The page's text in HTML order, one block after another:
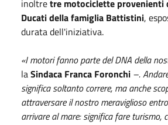
inoltretre motociclette provenienti
Ducati della famiglia Battistini,
durata dell'iniziativa.
«I motori fanno parte del DNA della
laSindaca Franca Foronchi –.
significa soltanto correre, ma anche
attraversare il nostro meraviglioso
arrivare al mare: significa fare turismo,